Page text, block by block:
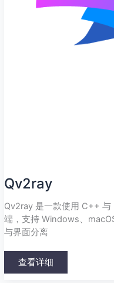
Qv2ray
Qv2ray 是一款使用 C++
端，支持 Windows、
与界面分离
查看详细